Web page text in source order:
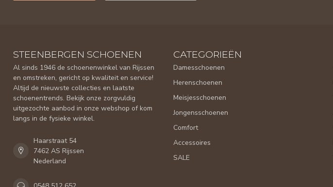
STEENBERGEN SCHOENEN
Al sinds 1946 de schoenenwinkel van Rijssen
en omstreken, gericht op kwaliteit en service!
Altijd de nieuwste collecties en laatste
schoenentrends. Bekijk onze zorgvuldig
uitgezochte aanbod in onze webshop of kom
langs in de fysieke winkel.
Haarstraat 54
7462 AS Rijssen
Nederland
CATEGORIEËN
Damesschoenen
Herenschoenen
Meisjesschoenen
Jongensschoenen
Comfort
Accessoires
SALE